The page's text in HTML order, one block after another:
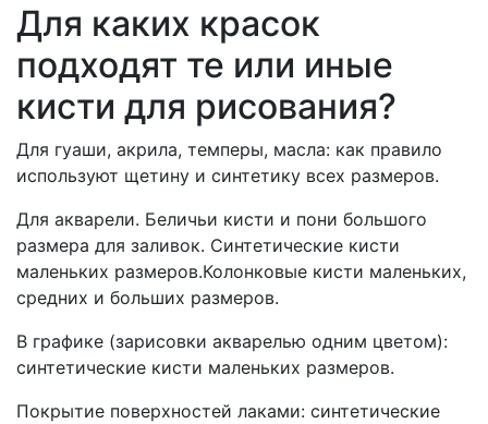
Для каких красок
подходят те или иные
кисти для рисования?
Для гуаши, акрила, темперы, масла: как правило
используют щетину и синтетику всех размеров.
Для акварели. Беличьи кисти и пони большого
размера для заливок. Синтетические кисти
маленьких размеров.Колонковые кисти маленьких,
средних и больших размеров.
В графике (зарисовки акварелью одним цветом):
синтетические кисти маленьких размеров.
Покрытие поверхностей лаками: синтетические